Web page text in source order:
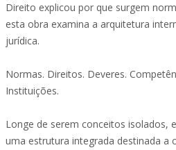
Direito explicou por que surgem
esta obra examina a arquitetura
jurídica.
Normas. Direitos. Deveres.
Instituições.
Longe de serem conceitos isolados,
uma estrutura integrada destinada a